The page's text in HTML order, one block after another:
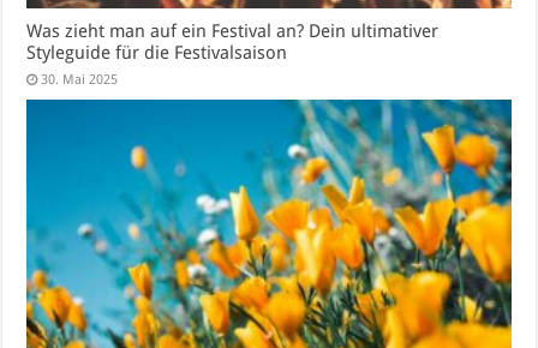
Was zieht man auf ein Festival an? Dein ultimativer
Styleguide für die Festivalsaison
30. Mai 2025